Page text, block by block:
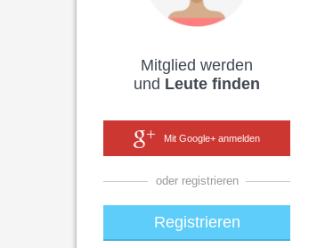
Mitglied werden
und Leute finden
Mit Google+ anmelden
oder registrieren
Registrieren